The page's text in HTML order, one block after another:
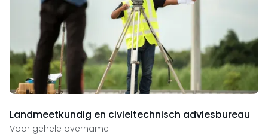
Landmeetkundig en civieltechnisch adviesbureau
Voor gehele overname